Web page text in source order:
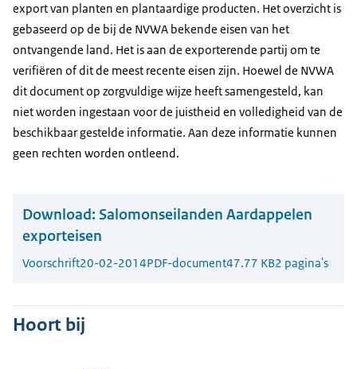
export van planten en plantaardige producten. Het overzicht is
gebaseerd op de bij de NVWA bekende eisen van het
ontvangende land. Het is aan de exporterende partij om te
verifiëren of dit de meest recente eisen zijn. Hoewel de NVWA
dit document op zorgvuldige wijze heeft samengesteld, kan
niet worden ingestaan voor de juistheid en volledigheid van de
beschikbaar gestelde informatie. Aan deze informatie kunnen
geen rechten worden ontleend.
Download: Salomonseilanden Aardappelen
exporteisen
Voorschrift20-02-2014PDF-document47.77 KB2 pagina's
Hoort bij